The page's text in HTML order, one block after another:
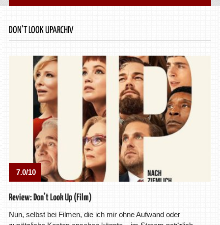
DON’T LOOK UPARCHIV
7.0/10
Review: Don’t Look Up (Film)
Nun, selbst bei Filmen, die ich mir ohne Aufwand oder